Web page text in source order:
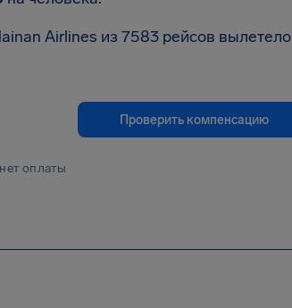
Airlines из 7583 рейсов вылетело
Проверить компенсацию
оплаты